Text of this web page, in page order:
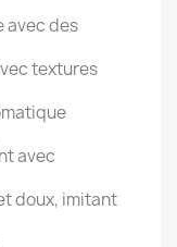
avec des
textures
avec
doux, imitant